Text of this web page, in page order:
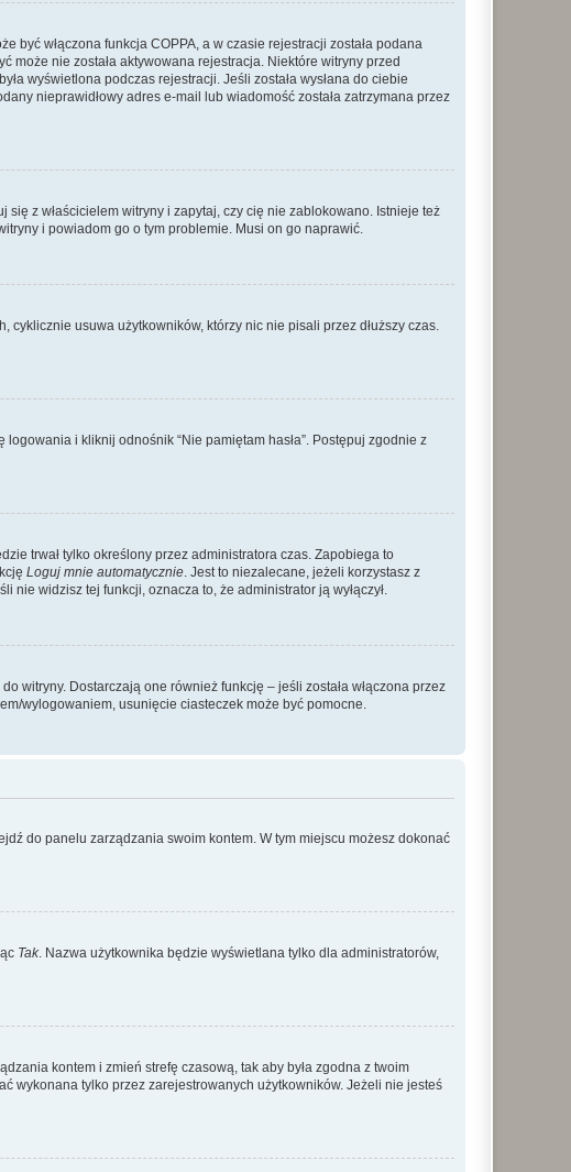
być włączona funkcja COPPA, a w czasie rejestracji została podana
może nie została aktywowana rejestracja. Niektóre witryny przed
wyświetlona podczas rejestracji. Jeśli została wysłana do ciebie
nieprawidłowy adres e-mail lub wiadomość została zatrzymana przez
z właścicielem witryny i zapytaj, czy cię nie zablokowano. Istnieje też
i powiadom go o tym problemie. Musi on go naprawić.
usuwa użytkowników, którzy nic nie pisali przez dłuższy czas.
i kliknij odnośnik “Nie pamiętam hasła”. Postępuj zgodnie z
trwał tylko określony przez administratora czas. Zapobiega to
Loguj mnie automatycznie . Jest to niezalecane, jeżeli korzystasz z
widzisz tej funkcji, oznacza to, że administrator ją wyłączył.
witryny. Dostarczają one również funkcję – jeśli została włączona przez
wylogowaniem, usunięcie ciasteczek może być pomocne.
do panelu zarządzania swoim kontem. W tym miejscu możesz dokonać
Tak. Nazwa użytkownika będzie wyświetlana tylko dla administratorów,
kontem i zmień strefę czasową, tak aby była zgodna z twoim
wykonana tylko przez zarejestrowanych użytkowników. Jeżeli nie jesteś